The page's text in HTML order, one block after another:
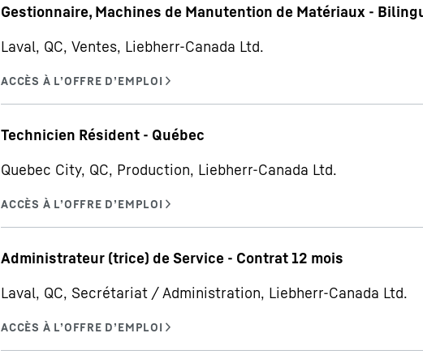
Gestionnaire, Machines de Manutention de Matériaux -
Laval, QC, Ventes, Liebherr-Canada Ltd.
Technicien Résident - Québec
Quebec City, QC, Production, Liebherr-Canada Ltd.
Administrateur (trice) de Service - Contrat 12 mois
Laval, QC, Secrétariat / Administration, Liebherr-Canada Ltd.